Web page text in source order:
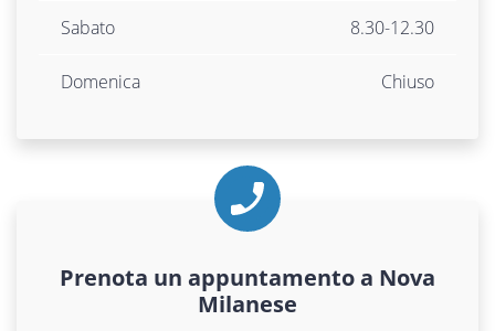
Sabato 8.30-12.30
Domenica Chiuso
Prenota un appuntamento a Nova
Milanese